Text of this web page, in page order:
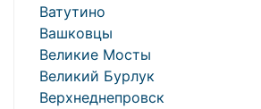
Ватутино
Вашковцы
Великие Мосты
Великий Бурлук
Верхнеднепровск